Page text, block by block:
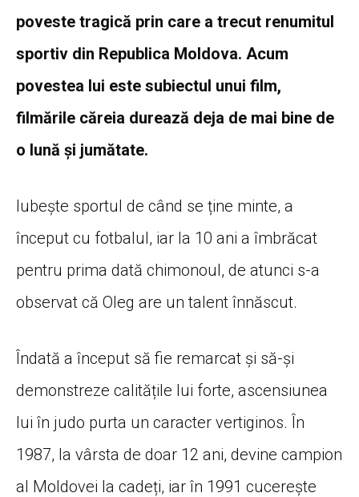
poveste tragică prin care a trecut renumitul
sportiv din Republica Moldova. Acum
povestea lui este subiectul unui film,
filmările căreia durează deja de mai bine de
o lună și jumătate.
Iubește sportul de când se ține minte, a
început cu fotbalul, iar la 10 ani a îmbrăcat
pentru prima dată chimonoul, de atunci s-a
observat că Oleg are un talent înnăscut.
Îndată a început să fie remarcat și să-și
demonstreze calitățile lui forte, ascensiunea
lui în judo purta un caracter vertiginos. În
1987, la vârsta de doar 12 ani, devine campion
al Moldovei la cadeți, iar în 1991 cucerește